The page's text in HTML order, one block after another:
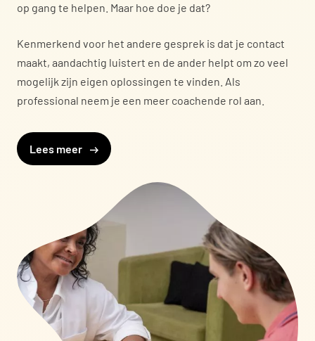
op gang te helpen. Maar hoe doe je dat?
Kenmerkend voor het andere gesprek is dat je contact
maakt, aandachtig luistert en de ander helpt om zo veel
mogelijk zijn eigen oplossingen te vinden. Als
professional neem je een meer coachende rol aan.
Lees meer